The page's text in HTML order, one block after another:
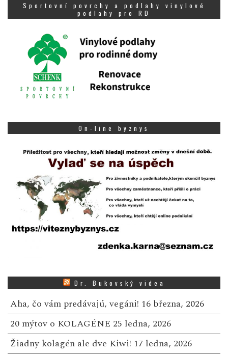
Sportovní povrchy a podlahy vinylové
podlahy pro RD
On-line byznys
Dr. Bukovský videa
Aha, čo vám predávajú, vegáni! 16 března, 2026
20 mýtov o KOLAGÉNE 25 ledna, 2026
Žiadny kolagén ale dve Kiwi! 17 ledna, 2026